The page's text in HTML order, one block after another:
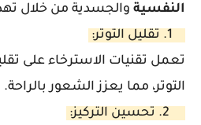
النفسية والجسدية من خلال
تعمل تقنيات الاسترخاء على
التوتر، مما يعزز الشعور بالراحة.